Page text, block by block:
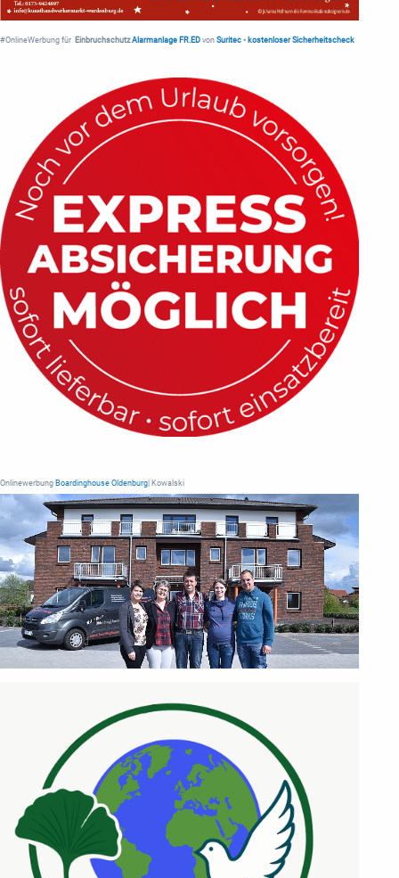
#OnlineWerbung für Einbruchschutz Alarmanlage FR.ED von Suritec • kostenloser Sicherheitscheck
Onlinewerbung Boardinghouse Oldenburg | Kowalski